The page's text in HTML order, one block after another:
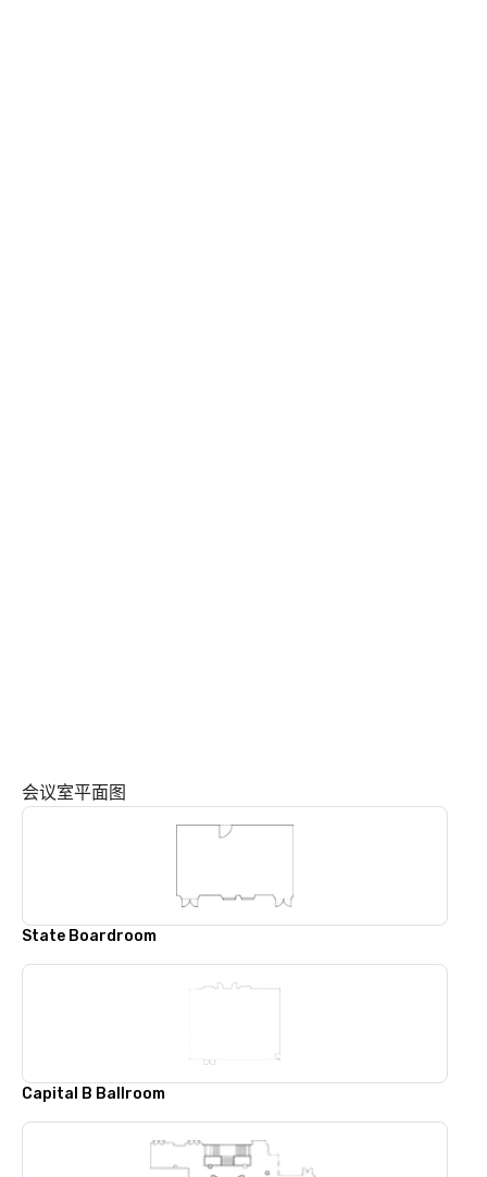
会议室平面图
State Boardroom
Capital B Ballroom